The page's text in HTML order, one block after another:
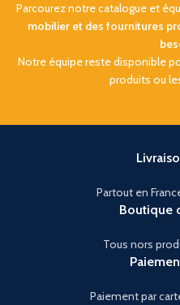
Parcourez notre catalogue et
mobilier et des fournitures
Notre équipe reste disponible
produits ou
Partout en
Boutique
Tous nors
Paiement par